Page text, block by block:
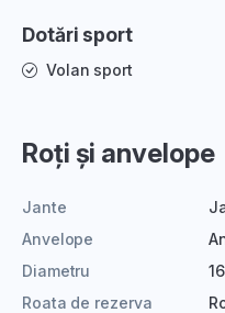
Dotări sport
Volan sport
Roți și anvelope
Jante
Anvelope
Diametru
Roata de rezerva